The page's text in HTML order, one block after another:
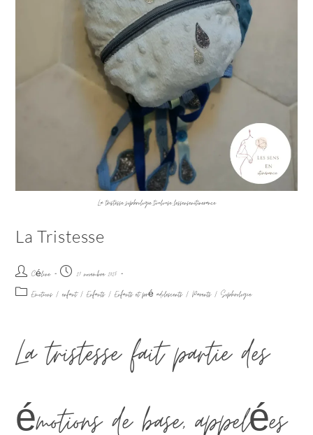
La tristesse_sophrologie_toulouse_lessensenitinerance
La Tristesse
Céline
27 novembre 2025
Emotions / enfant / Enfants / Enfants et pré adolescents / Parents / Sophrologie
La tristesse fait partie des
émotions de base, appelées